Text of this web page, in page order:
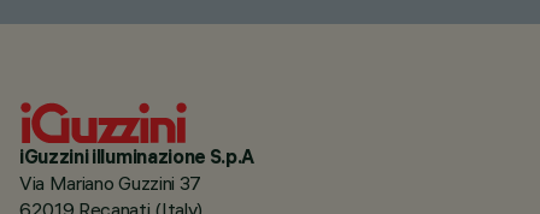
iGuzzini illuminazione S.p.A
Via Mariano Guzzini 37
62019 Recanati (Italy)